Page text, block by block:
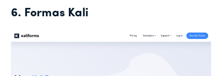
6. Formas Kali